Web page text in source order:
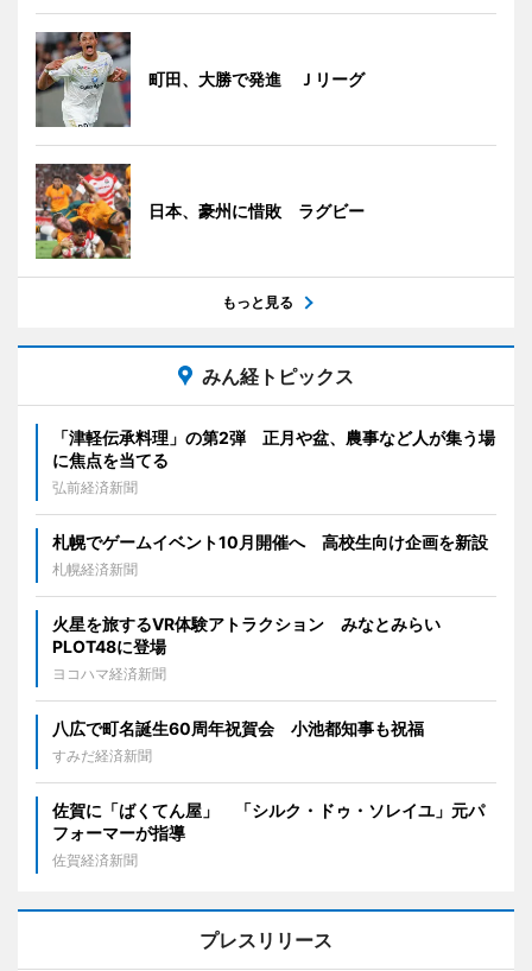
町田、大勝で発進 Ｊリーグ
日本、豪州に惜敗 ラグビー
もっと見る
みん経トピックス
「津軽伝承料理」の第2弾 正月や盆、農事など人が集う場
に焦点を当てる
弘前経済新聞
札幌でゲームイベント10月開催へ 高校生向け企画を新設
札幌経済新聞
火星を旅するVR体験アトラクション みなとみらい
PLOT48に登場
ヨコハマ経済新聞
八広で町名誕生60周年祝賀会 小池都知事も祝福
すみだ経済新聞
佐賀に「ばくてん屋」 「シルク・ドゥ・ソレイユ」元パ
フォーマーが指導
佐賀経済新聞
プレスリリース